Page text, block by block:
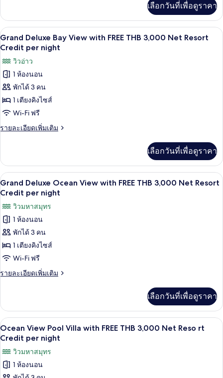
night
THB
3,000
Net
Resort
Credit
per
night
เกี่ยว
กับ
Four
Bedroom
Villa
with
FREE
THB
3,000
Resort
Credit
per
เลือกวันที่เพื่อดูราคา
เปิด
ภาพถ่าย
ทั้งหมด
ของ
Grand
Deluxe
Bay
View
with
THB
3,000
Net
Resort
Credit
per
night
4
Grand Deluxe Bay View with FREE THB 3,000 Net Resort
Credit per night
วิวอ่าว
1 ห้องนอน
พักได้ 3 คน
1 เตียงคิงไซส์
Wi-Fi ฟรี
รายละเอียดเพิ่มเติม
ราย
เกี่ยว
กับ
Grand
Deluxe
View
with
FREE
THB
3,000
Resort
Credit
per
เลือกวันที่เพื่อดูราคา
เปิด
ภาพถ่าย
ทั้งหมด
ของ
Grand
Deluxe
Ocean
View
with
THB
3,000
Net
Resort
Credit
per
night
5
Grand Deluxe Ocean View with FREE THB 3,000 Net Resort
Credit per night
วิวมหาสมุทร
1 ห้องนอน
พักได้ 3 คน
1 เตียงคิงไซส์
Wi-Fi ฟรี
รายละเอียดเพิ่มเติม
ราย
เกี่ยว
กับ
Grand
Deluxe
View
with
FREE
เลือกวันที่เพื่อดูราคา
เปิด
ภาพถ่าย
ทั้งหมด
ของ
7
Ocean View Pool Villa with FREE THB 3,000 Net Reso rt
Credit per night
วิวมหาสมุทร
1 ห้องนอน